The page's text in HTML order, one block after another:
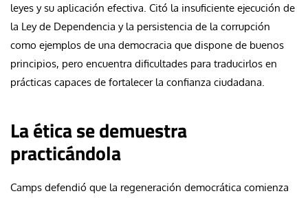
leyes y su aplicación efectiva. Citó la insuficiente ejecución de
la Ley de Dependencia y la persistencia de la corrupción
como ejemplos de una democracia que dispone de buenos
principios, pero encuentra dificultades para traducirlos en
prácticas capaces de fortalecer la confianza ciudadana.
La ética se demuestra
practicándola
Camps defendió que la regeneración democrática comienza